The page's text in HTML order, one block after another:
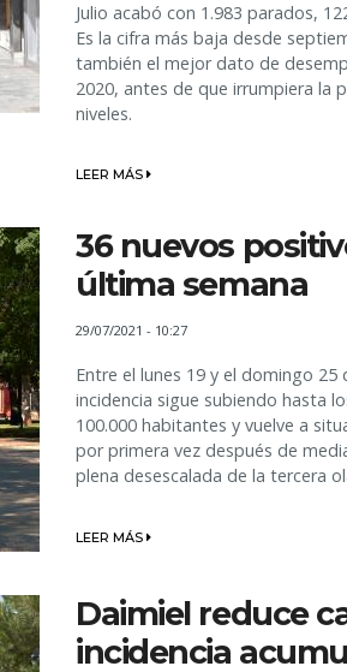
Julio acabó con 1.983 parados,
Es la cifra más baja desde
también el mejor dato de
2020, antes de que irrumpiera la
niveles.
LEER MÁS
36 nuevos
última semana
29/07/2021 - 10:27
Entre el lunes 19 y el domingo 25
incidencia sigue subiendo hasta
100.000 habitantes y vuelve a
por primera vez después de
plena desescalada de la tercera
LEER MÁS
Daimiel reduce
incidencia